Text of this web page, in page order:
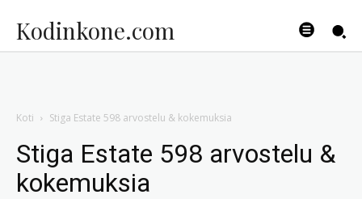
Kodinkone.com
Koti Stiga Estate 598 arvostelu & kokemuksia
Stiga Estate 598 arvostelu &
kokemuksia